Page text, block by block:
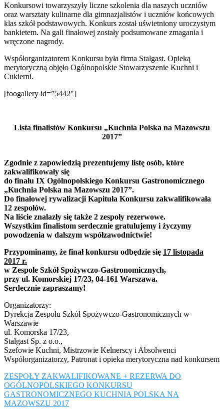
Konkursowi towarzyszyły liczne szkolenia dla naszych uczniów
oraz warsztaty kulinarne dla gimnazjalistów i uczniów końcowych
klas szkół podstawowych. Konkurs został uświetniony uroczystym
bankietem. Na gali finałowej zostały podsumowane zmagania i
wręczone nagrody.
Współorganizatorem Konkursu była firma Stalgast. Opieką
merytoryczną objęło Ogólnopolskie Stowarzyszenie Kuchni i
Cukierni.
[foogallery id=”5442″]
Lista finalistów Konkursu „Kuchnia Polska na Mazowszu
2017”
Zgodnie z zapowiedzią prezentujemy listę osób, które
zakwalifikowały się
do finału IX Ogólnopolskiego Konkursu Gastronomicznego
„Kuchnia Polska na Mazowszu 2017”.
Do finałowej rywalizacji Kapituła Konkursu zakwalifikowała
12 zespołów.
Na liście znalazły się także 2 zespoły rezerwowe.
Wszystkim finalistom serdecznie gratulujemy i życzymy
powodzenia w dalszym współzawodnictwie!
Przypominamy, że finał konkursu odbędzie się 17 listopada
2017 r.
w Zespole Szkół Spożywczo-Gastronomicznych,
przy ul. Komorskiej 17/23, 04-161 Warszawa.
Serdecznie zapraszamy!
Organizatorzy:
Dyrekcja Zespołu Szkół Spożywczo-Gastronomicznych w
Warszawie
ul. Komorska 17/23,
Stalgast Sp. z o.o.,
Szefowie Kuchni, Mistrzowie Kelnerscy i Absolwenci
Współorganizatorzy, Patronat i opieka merytoryczna nad konkursem
ZESPOŁY ZAKWALIFIKOWANE + REZERWA DO
OGÓLNOPOLSKIEGO KONKURSU
GASTRONOMICZNEGO KUCHNIA POLSKA NA
MAZOWSZU 2017